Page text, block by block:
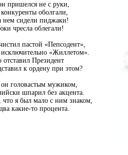
пришелся не с руки,
оболгали,
нем сидели пиджаки!
чресла облегали!
пастой «Пепсодент»,
«Жиллетом».
отставил Президент
к ордену при этом?
головастым мужиком,
шпарил без акцента.
что я был мало с ним знаком,
какие-то процента.